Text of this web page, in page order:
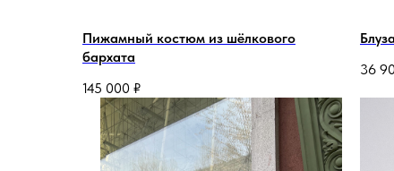
Пижамный костюм из шёлкового
бархата
145 000 ₽
36